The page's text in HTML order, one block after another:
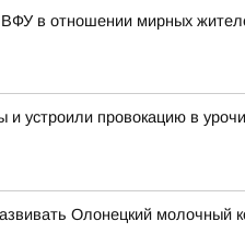
в отношении мирных
устроили провокацию в
Олонецкий молочный